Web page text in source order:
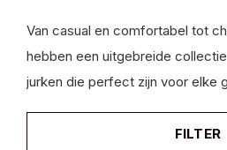
Van casual en comfortabel tot
hebben een uitgebreide
jurken die perfect zijn voor elke
FILTER